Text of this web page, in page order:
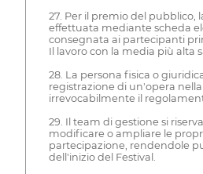
27. Per il premio del pubblico,
effettuata mediante scheda
consegnata ai partecipanti
Il lavoro con la media più alta
28. La persona fisica o
registrazione di un'opera nella
irrevocabilmente il
29. Il team di gestione si
modificare o ampliare le
partecipazione, rendendole
dell'inizio del Festival.